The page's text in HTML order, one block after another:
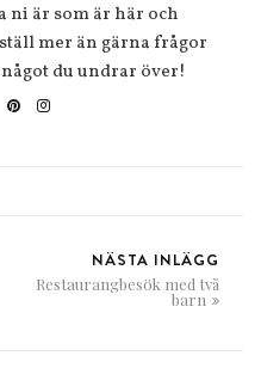
ni är som är här och
mer än gärna frågor
du undrar över!
NÄSTA INLÄGG
Restaurangbesök med två
barn